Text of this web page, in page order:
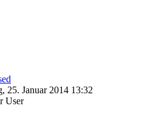
25. Januar 2014 13:32
User